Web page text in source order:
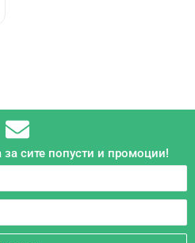
за сите попусти и промоции!